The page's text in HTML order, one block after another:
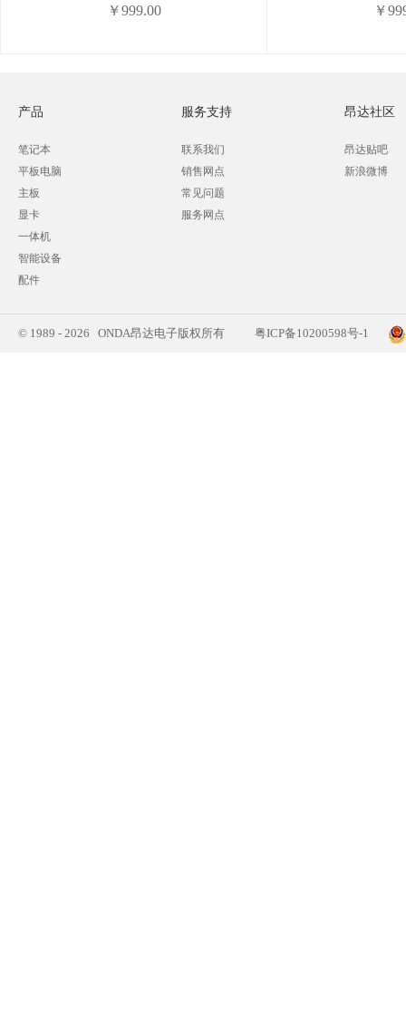
￥999.00 ￥
产品
笔记本
平板电脑
主板
显卡
一体机
智能设备
配件
服务支持
联系我们
销售网点
常见问题
服务网点
昂达社区
昂达贴吧
新浪微博
© 1989 - 2026 ONDA昂达电子版权所有 粤ICP备10200598号-1